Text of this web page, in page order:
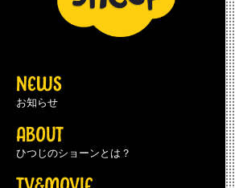
NEWS
お知らせ
ABOUT
ひつじのショーンとは？